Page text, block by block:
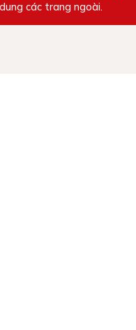
các trang ngoài.